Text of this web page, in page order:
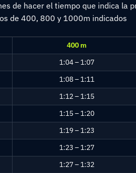
de hacer el tiempo que indica
de 400, 800 y 1000m indicados
400 m
1:04 – 1:07
1:08 – 1:11
1:12 – 1:15
1:15 – 1:20
1:19 – 1:23
1:23 – 1:27
1:27 – 1:32